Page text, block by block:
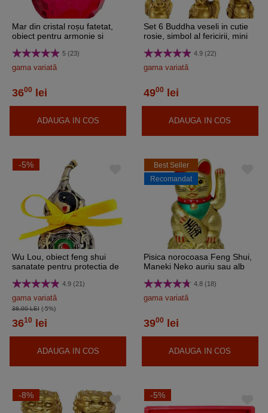
Mar din cristal roșu fatetat,
obiect pentru armonie si
transparent 6 cm
5 (23)
gama variată
3600 lei
ADAUGA IN COS
Set 6 Buddha veseli in cutie
rosie, simbol al fericirii, mini
4.9 (22)
gama variată
4900 lei
ADAUGA IN COS
-5%
Wu Lou, obiect feng shui
sanatate pentru protectia de
vintage, 4 cm4.9 (21)
gama variată
38,00 LEI(-5%)
3610 lei
ADAUGA IN COS
Best Seller
Recomandat
Pisica norocoasa Feng Shui,
Maneki Neko auriu sau alb
4.8 (18)
gama variată
3900 lei
ADAUGA IN COS
-8% -5%